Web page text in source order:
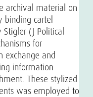
archival material on
cartel
(J Political
for
exchange and
information
These stylized
was employed to